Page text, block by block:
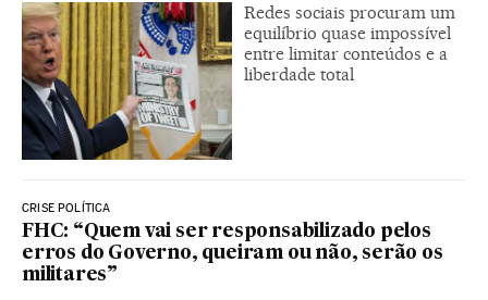
Redes sociais procuram um
equilíbrio quase impossível
entre limitar conteúdos e a
liberdade total
CRISE POLÍTICA
FHC: “Quem vai ser responsabilizado pelos
erros do Governo, queiram ou não, serão os
militares”